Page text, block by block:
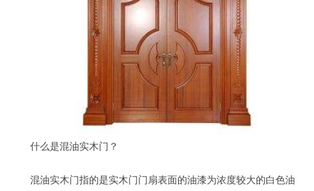
什么是混油实木门？
混油实木门指的是实木门门扇表面的油漆为浓度较大的白色油